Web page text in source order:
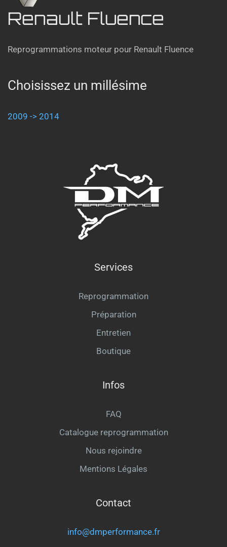
Renault Fluence
Reprogrammations moteur pour Renault Fluence
Choisissez un millésime
2009 -> 2014
Services
Reprogrammation
Préparation
Entretien
Boutique
Infos
FAQ
Catalogue reprogrammation
Nous rejoindre
Mentions Légales
Contact
info@dmperformance.fr